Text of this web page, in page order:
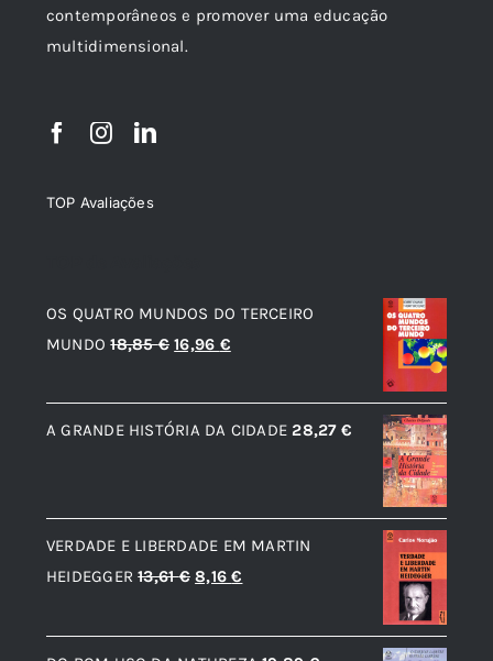
contemporâneos e promover uma educação
multidimensional.
TOP Avaliações
OS QUATRO MUNDOS DO TERCEIRO
MUNDO 18,85€ O
original
era:
16,96 €O
atual
é:
A GRANDE HISTÓRIA DA CIDADE 28,27 €
VERDADE E LIBERDADE EM MARTIN
HEIDEGGER 13,61€ O
original
8,16€
atual